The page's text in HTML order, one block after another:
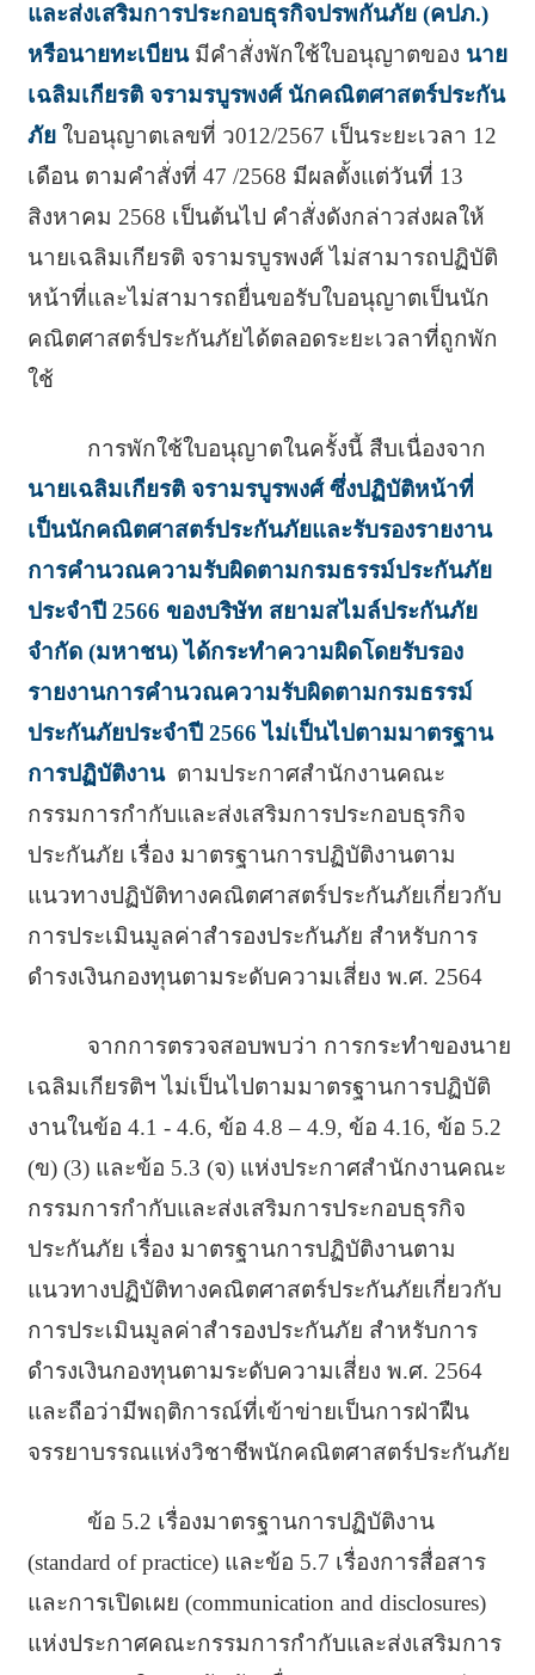
และส่งเสริมการประกอบธุรกิจปรพกันภัย (คปภ.)
หรือนายทะเบียนมีคำสั่งพักใช้ใบอนุญาตของ นาย
เฉลิมเกียรติ จรามรบูรพงศ์ นักคณิตศาสตร์ประกัน
ภัยใบอนุญาตเลขที่ ว012/2567 เป็นระยะเวลา 12
เดือน ตามคำสั่งที่ 47 /2568 มีผลตั้งแต่วันที่ 13
สิงหาคม 2568 เป็นต้นไป คำสั่งดังกล่าวส่งผลให้
นายเฉลิมเกียรติ จรามรบูรพงศ์ ไม่สามารถปฏิบัติ
หน้าที่และไม่สามารถยื่นขอรับใบอนุญาตเป็นนัก
คณิตศาสตร์ประกันภัยได้ตลอดระยะเวลาที่ถูกพัก
ใช้
การพักใช้ใบอนุญาตในครั้งนี้ สืบเนื่องจาก
นายเฉลิมเกียรติ จรามรบูรพงศ์ ซึ่งปฏิบัติหน้าที่
เป็นนักคณิตศาสตร์ประกันภัยและรับรองรายงาน
การคำนวณความรับผิดตามกรมธรรม์ประกันภัย
ประจำปี 2566 ของบริษัท สยามสไมล์ประกันภัย
จำกัด (มหาชน) ได้กระทำความผิดโดยรับรอง
รายงานการคำนวณความรับผิดตามกรมธรรม์
ประกันภัยประจำปี 2566 ไม่เป็นไปตามมาตรฐาน
การปฏิบัติงาน ตามประกาศสำนักงานคณะ
กรรมการกำกับและส่งเสริมการประกอบธุรกิจ
ประกันภัย เรื่อง มาตรฐานการปฏิบัติงานตาม
แนวทางปฏิบัติทางคณิตศาสตร์ประกันภัยเกี่ยวกับ
การประเมินมูลค่าสำรองประกันภัย สำหรับการ
ดำรงเงินกองทุนตามระดับความเสี่ยง พ.ศ. 2564
จากการตรวจสอบพบว่า การกระทำของนาย
เฉลิมเกียรติฯ ไม่เป็นไปตามมาตรฐานการปฏิบัติ
งานในข้อ 4.1 - 4.6, ข้อ 4.8 – 4.9, ข้อ 4.16, ข้อ 5.2
(ข) (3) และข้อ 5.3 (จ) แห่งประกาศสำนักงานคณะ
กรรมการกำกับและส่งเสริมการประกอบธุรกิจ
ประกันภัย เรื่อง มาตรฐานการปฏิบัติงานตาม
แนวทางปฏิบัติทางคณิตศาสตร์ประกันภัยเกี่ยวกับ
การประเมินมูลค่าสำรองประกันภัย สำหรับการ
ดำรงเงินกองทุนตามระดับความเสี่ยง พ.ศ. 2564
และถือว่ามีพฤติการณ์ที่เข้าข่ายเป็นการฝ่าฝืน
จรรยาบรรณแห่งวิชาชีพนักคณิตศาสตร์ประกันภัย
ข้อ 5.2 เรื่องมาตรฐานการปฏิบัติงาน
(standard of practice) และข้อ 5.7 เรื่องการสื่อสาร
และการเปิดเผย (communication and disclosures)
แห่งประกาศคณะกรรมการกำกับและส่งเสริมการ